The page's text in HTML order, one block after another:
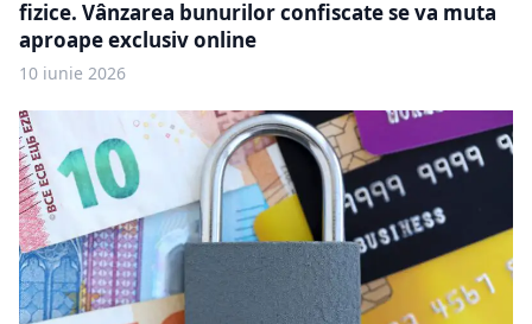
fizice. Vânzarea bunurilor confiscate se va muta
aproape exclusiv online
10 iunie 2026